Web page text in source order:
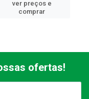
ver preços e
comprar
ofertas!